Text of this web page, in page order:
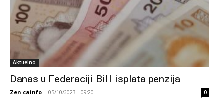
Aktuelno
Danas u Federaciji BiH isplata penzija
Zenicainfo - 05/10/2023 - 09:20 0